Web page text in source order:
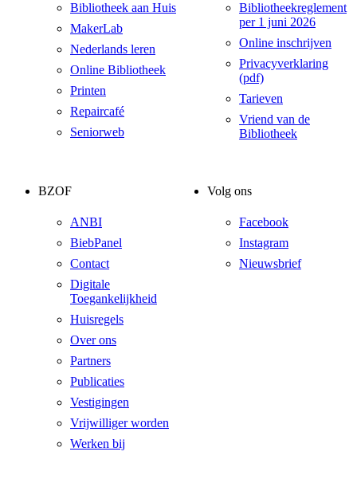
Bibliotheek aan Huis
MakerLab
Nederlands leren
Online Bibliotheek
Printen
Repaircafé
Seniorweb
Bibliotheekreglement
per 1 juni 2026
Online inschrijven
Privacyverklaring
(pdf)
Tarieven
Vriend van de
Bibliotheek
BZOF
ANBI
BiebPanel
Contact
Digitale
Toegankelijkheid
Huisregels
Over ons
Partners
Publicaties
Vestigingen
Vrijwilliger worden
Werken bij
Volg ons
Facebook
Instagram
Nieuwsbrief